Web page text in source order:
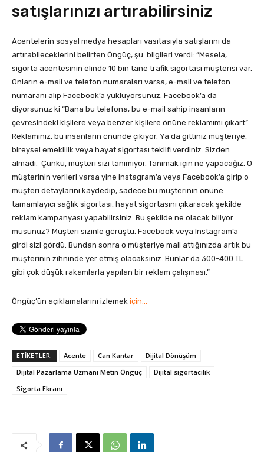
satışlarınızı artırabilirsiniz
Acentelerin sosyal medya hesapları vasıtasıyla satışlarını da
artırabileceklerini belirten Öngüç, şu bilgileri verdi: “Mesela,
sigorta acentesinin elinde 10 bin tane trafik sigortası müşterisi var.
Onların e-mail ve telefon numaraları varsa, e-mail ve telefon
numaranı alıp Facebook’a yüklüyorsunuz. Facebook’a da
diyorsunuz ki “Bana bu telefona, bu e-mail sahip insanların
çevresindeki kişilere veya benzer kişilere önüne reklamımı çıkart”
Reklamınız, bu insanların önünde çıkıyor. Ya da gittiniz müşteriye,
bireysel emeklilik veya hayat sigortası teklifi verdiniz. Sizden
almadı. Çünkü, müşteri sizi tanımıyor. Tanımak için ne yapacağız. O
müşterinin verileri varsa yine Instagram’a veya Facebook’a girip o
müşteri detaylarını kaydedip, sadece bu müşterinin önüne
tamamlayıcı sağlık sigortası, hayat sigortasını çıkaracak şekilde
reklam kampanyası yapabilirsiniz. Bu şekilde ne olacak biliyor
musunuz? Müşteri sizinle görüştü. Facebook veya Instagram’a
girdi sizi gördü. Bundan sonra o müşteriye mail attığınızda artık bu
müşterinin zihninde yer etmiş olacaksınız. Bunlar da 300-400 TL
gibi çok düşük rakamlarla yapılan bir reklam çalışması.”
Öngüç’ün açıklamalarını izlemek için…
ETİKETLER: Acente Can Kantar
Dijital Dönüşüm
Dijital Pazarlama Uzmanı Metin Öngüç
Dijital sigortacılık
Sigorta Ekranı